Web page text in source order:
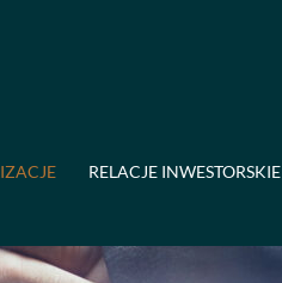
RELACJE INWESTORSKIE